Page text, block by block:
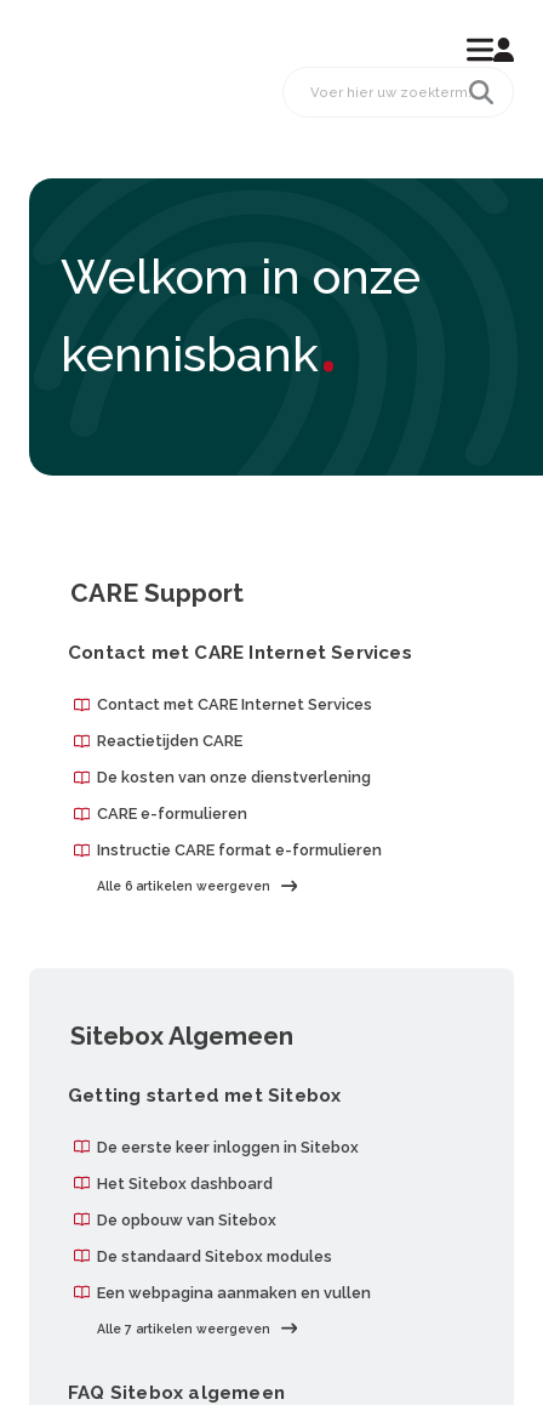
Welkom in onze
kennisbank.
CARE Support
Contact met CARE Internet Services
Contact met CARE Internet Services
Reactietijden CARE
De kosten van onze dienstverlening
CARE e-formulieren
Instructie CARE format e-formulieren
Alle 6 artikelen weergeven
Sitebox Algemeen
Getting started met Sitebox
De eerste keer inloggen in Sitebox
Het Sitebox dashboard
De opbouw van Sitebox
De standaard Sitebox modules
Een webpagina aanmaken en vullen
Alle 7 artikelen weergeven
FAQ Sitebox algemeen